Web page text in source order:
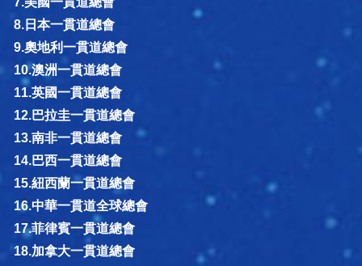
8.日本一貫道總會
9.奧地利一貫道總會
10.澳洲一貫道總會
11.英國一貫道總會
12.巴拉圭一貫道總會
13.南非一貫道總會
14.巴西一貫道總會
15.紐西蘭一貫道總會
16.中華一貫道全球總會
17.菲律賓一貫道總會
18.加拿大一貫道總會